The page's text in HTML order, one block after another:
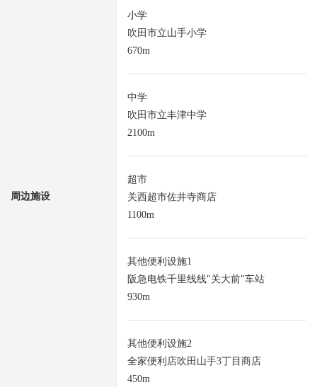
周边施设
小学
吹田市立山手小学
670m
中学
吹田市立丰津中学
2100m
超市
关西超市佐井寺商店
1100m
其他便利设施1
阪急电铁千里线线"关大前"车站
930m
其他便利设施2
全家便利店吹田山手3丁目商店
450m